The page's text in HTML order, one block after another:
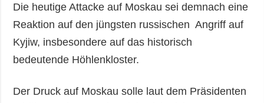
Die heutige Attacke auf Moskau sei demnach eine
Reaktion auf den jüngsten russischen Angriff auf
Kyjiw, insbesondere auf das historisch
bedeutende Höhlenkloster.
Der Druck auf Moskau solle laut dem Präsidenten